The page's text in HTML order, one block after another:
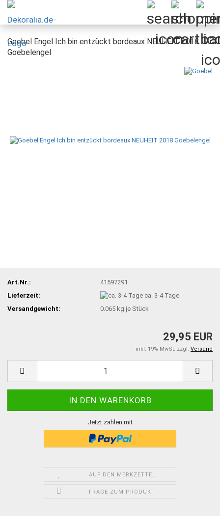
Goebel Engel Ich bin entzückt bordeaux NEUHEIT 2018
Goebelengel
Art.Nr.:
41597291
Lieferzeit:
ca. 3-4 Tage
Versandgewicht:
0.065 kg je Stück
29,95 EUR
inkl. 19% MwSt. zzgl. Versand
Jetzt zahlen mit
AUF DEN MERKZETTEL
FRAGE ZUM PRODUKT